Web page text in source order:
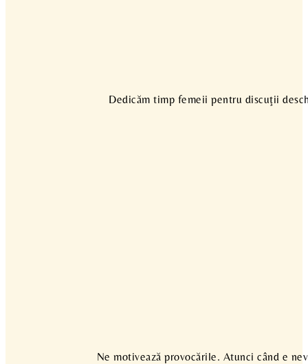
Dedicăm timp femeii pentru discuţii
Ne motivează provocările. Atunci când e